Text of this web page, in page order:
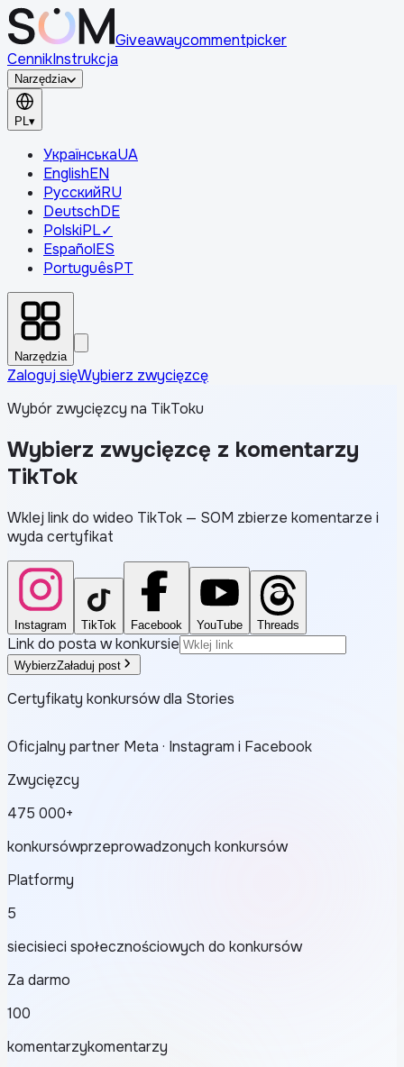
Giveawaycommentpicker
CennikInstrukcja
Narzędzia
PL▾
УкраїнськаUA
EnglishEN
РусскийRU
DeutschDE
PolskiPL✓
EspañolES
PortuguêsPT
Narzędzia
Zaloguj sięWybierz zwycięzcę
Wybór zwycięzcy na TikToku
Wybierz zwycięzcę z komentarzy
TikTok
Wklej link do wideo TikTok — SOM zbierze komentarze i
wyda certyfikat
Instagram TikTok Facebook YouTube Threads
Link do posta w konkursie
WybierzZaładuj post
Certyfikaty konkursów dla Stories
Oficjalny partner Meta · Instagram i Facebook
Zwycięzcy
475 000+
konkursówprzeprowadzonych konkursów
Platformy
5
siecisieci społecznościowych do konkursów
Za darmo
100
komentarzykomentarzy